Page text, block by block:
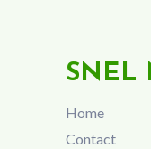
SNEL
Home
Contact